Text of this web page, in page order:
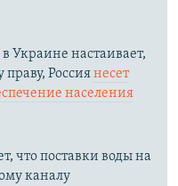
Украине настаивает,
Россиянесет
населения
что поставки воды на
каналу